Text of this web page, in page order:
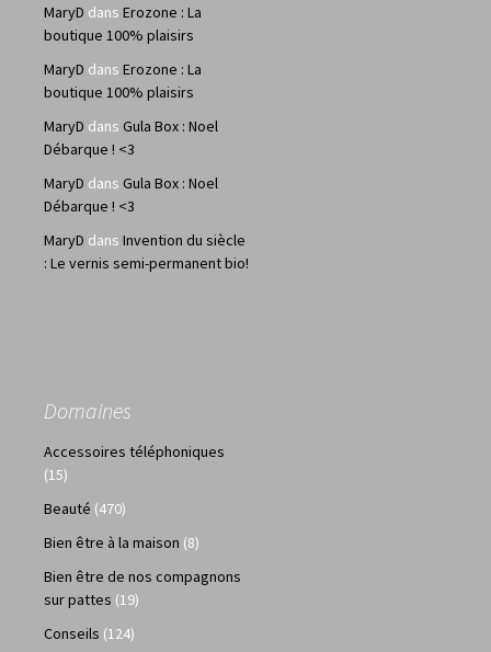
MaryD dans Erozone : La
boutique 100% plaisirs
MaryD dans Erozone : La
boutique 100% plaisirs
MaryD dans Gula Box : Noel
Débarque ! <3
MaryD dans Gula Box : Noel
Débarque ! <3
MaryD dans Invention du siècle
: Le vernis semi-permanent bio!
Domaines
Accessoires téléphoniques
(15)
Beauté (470)
Bien être à la maison (8)
Bien être de nos compagnons
sur pattes (19)
Conseils (124)